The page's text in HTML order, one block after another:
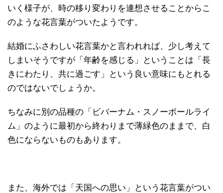
いく様子が、時の移り変わりを連想させることからこ
のような花言葉がついたようです。
結婚にふさわしい花言葉かと言われれば、少し考えて
しまいそうですが「年齢を感じる」ということは「長
きにわたり、共に過ごす」という良い意味にもとれる
のではないでしょうか。
ちなみに別の品種の「ビバーナム・スノーボールライ
ム」のように最初から終わりまで薄緑色のままで、白
色にならないものもあります。
また、海外では「天国への思い」という花言葉がつい